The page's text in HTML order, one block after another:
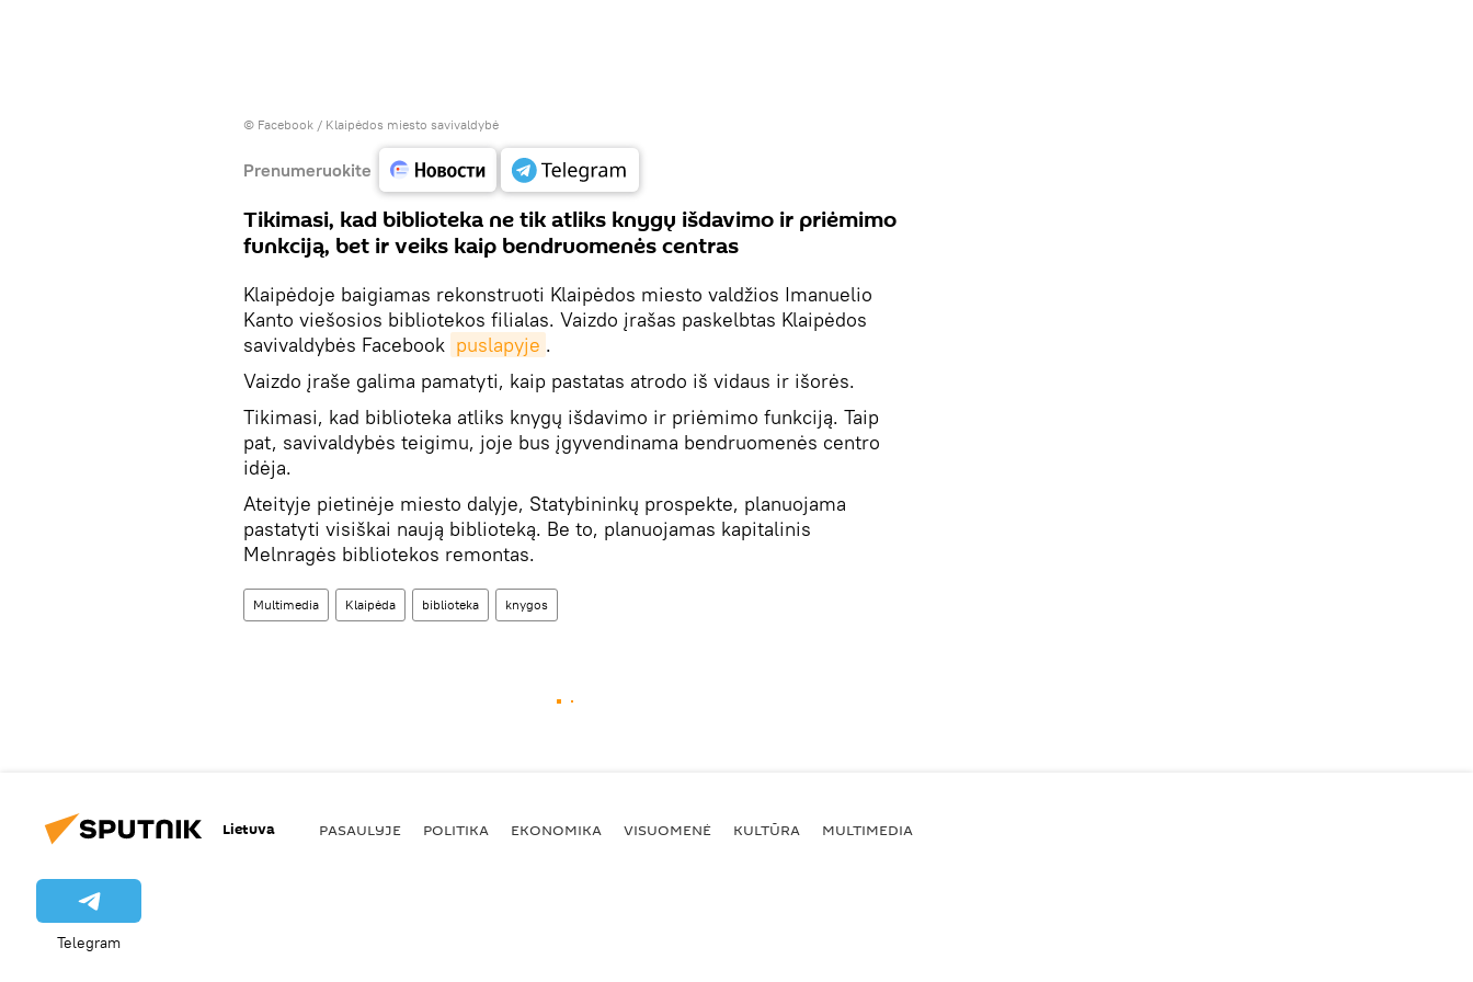
© Facebook / Klaipėdos miesto savivaldybė
Prenumeruokite
Tikimasi, kad biblioteka ne tik atliks knygų išdavimo ir priėmimo
funkciją, bet ir veiks kaip bendruomenės centras
Klaipėdoje baigiamas rekonstruoti Klaipėdos miesto valdžios Imanuelio
Kanto viešosios bibliotekos filialas. Vaizdo įrašas paskelbtas Klaipėdos
savivaldybės Facebook puslapyje .
Vaizdo įraše galima pamatyti, kaip pastatas atrodo iš vidaus ir išorės.
Tikimasi, kad biblioteka atliks knygų išdavimo ir priėmimo funkciją. Taip
pat, savivaldybės teigimu, joje bus įgyvendinama bendruomenės centro
idėja.
Ateityje pietinėje miesto dalyje, Statybininkų prospekte, planuojama
pastatyti visiškai naują biblioteką. Be to, planuojamas kapitalinis
Melnragės bibliotekos remontas.
Multimedia Klaipėda biblioteka knygos
Lietuva PASAULYJE POLITIKA EKONOMIKA VISUOMENĖ KULTŪRA MULTIMEDIA
Telegram